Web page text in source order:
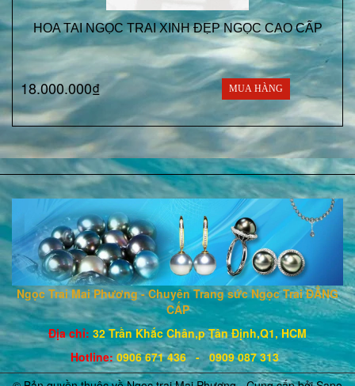
HOA TAI NGỌC TRAI XINH ĐẸP NGỌC CAO CẤP
18.000.000₫ MUA HÀNG
Ngọc Trai Mai Phương - Chuyên Trang sức Ngọc Trai ĐẲNG
CẤP
Địa chỉ: 32 Trần Khắc Chân,p Tân Định,Q1, HCM
Hotline: 0906 671436- 0909 087 313